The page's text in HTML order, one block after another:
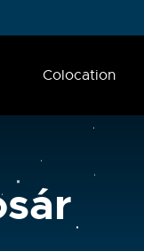
Colocation